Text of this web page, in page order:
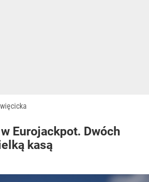
Eurojackpot. Dwóch
kasą